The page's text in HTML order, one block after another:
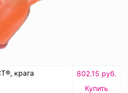
крага
802.15 руб.
Купить